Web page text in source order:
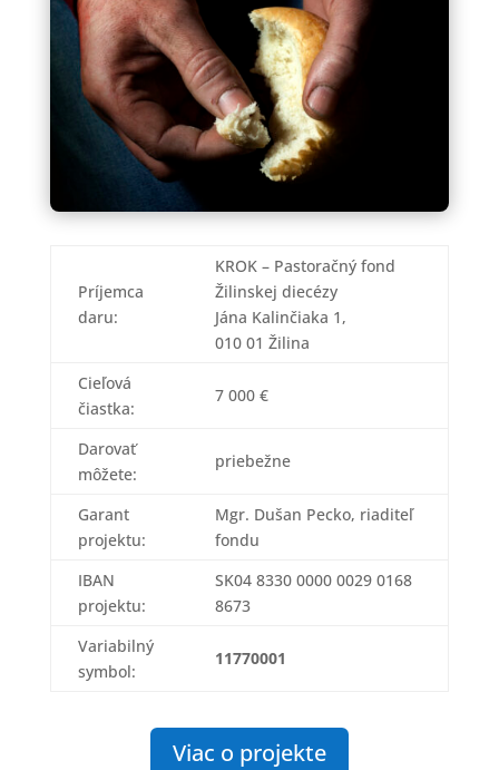
Príjemca
daru:
KROK – Pastoračný fond
Žilinskej diecézy
Jána Kalinčiaka 1,
010 01 Žilina
Cieľová
čiastka:
7 000 €
Darovať
môžete:
priebežne
Garant
projektu:
Mgr. Dušan Pecko, riaditeľ
fondu
IBAN
projektu:
SK04 8330 0000 0029 0168
8673
Variabilný
symbol:
11770001
Viac o projekte